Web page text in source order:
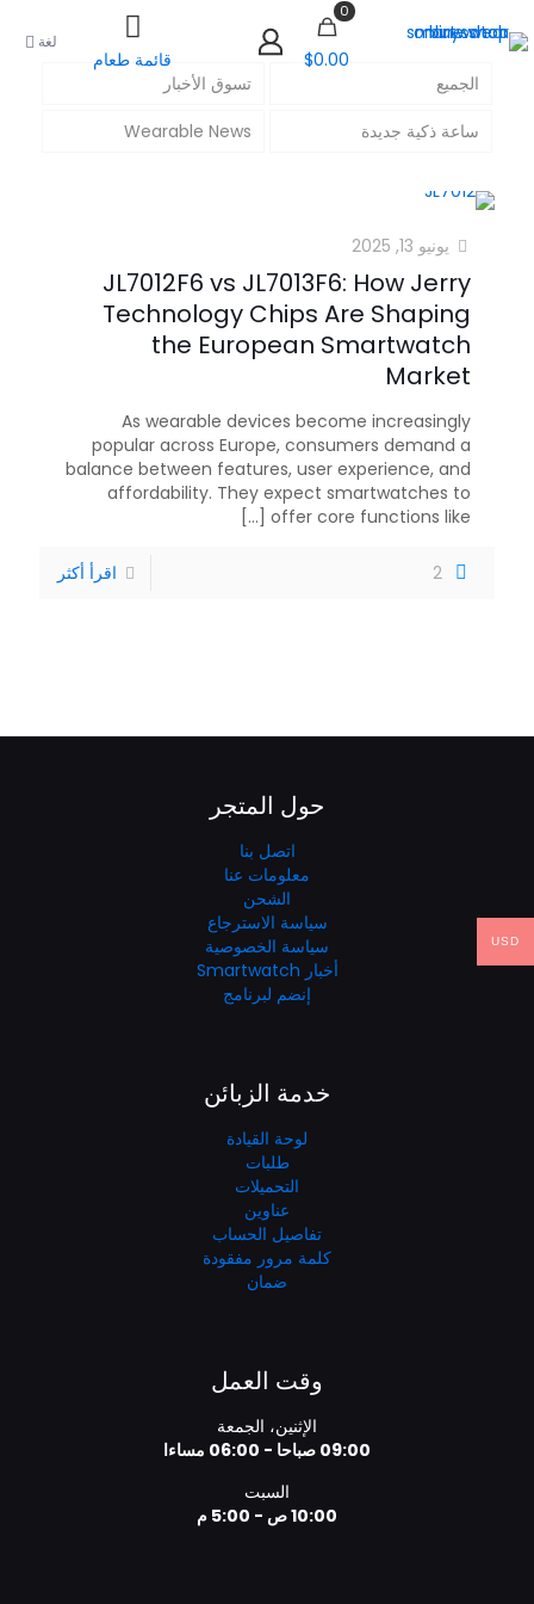
0
$0.00 قائمة طعام
لغة
الجميع
تسوق الأخبار
ساعة ذكية جديدة
Wearable News
يونيو 13, 2025
JL7012F6 vs JL7013F6: How Jerry
Technology Chips Are Shaping
the European Smartwatch
Market
As wearable devices become increasingly
popular across Europe, consumers demand a
balance between features, user experience, and
affordability. They expect smartwatches to
offer core functions like
[...]
2 اقرأ أكثر
حول المتجر
اتصل بنا
معلومات عنا
الشحن
سياسة الاسترجاع
سياسة الخصوصية
أخبار Smartwatch
إنضم لبرنامج
خدمة الزبائن
لوحة القيادة
طلبات
التحميلات
عناوين
تفاصيل الحساب
كلمة مرور مفقودة
ضمان
وقت العمل
الإثنين، الجمعة
09:00 صباحا - 06:00 مساءا
السبت
10:00 ص - 5:00 م
USD